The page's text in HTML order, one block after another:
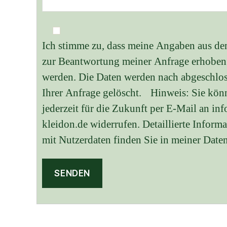
Ich stimme zu, dass meine Angaben aus
zur Beantwortung meiner Anfrage
werden. Die Daten werden nach
Ihrer Anfrage gelöscht. Hinweis: Sie
jederzeit für die Zukunft per E-Mail an
kleidon.de widerrufen. Detaillierte
mit Nutzerdaten finden Sie in meiner
A